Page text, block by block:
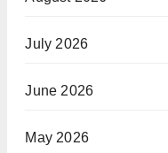
July 2026
June 2026
May 2026